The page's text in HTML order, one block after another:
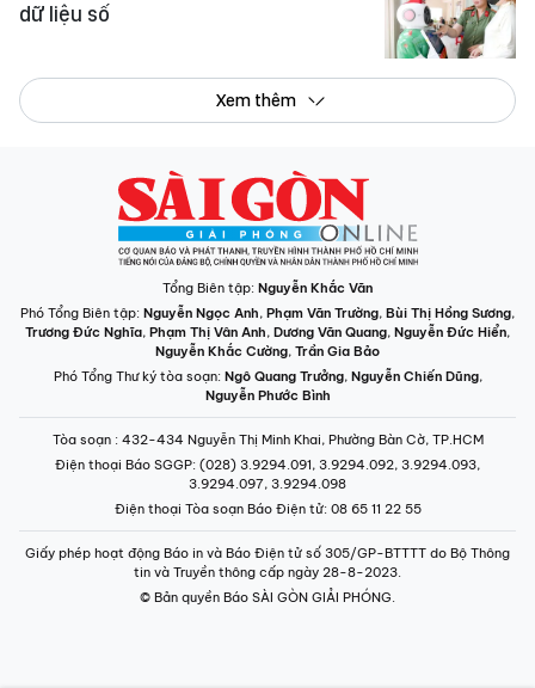
dữ liệu số
Xem thêm
Tổng Biên tập: Nguyễn Khắc Văn
Phó Tổng Biên tập: Nguyễn Ngọc Anh, Phạm Văn Trường, Bùi Thị Hồng Sương,
Trương Đức Nghĩa, Phạm Thị Vân Anh, Dương Văn Quang, Nguyễn Đức Hiển,
Nguyễn Khắc Cường, Trần Gia Bảo
Phó Tổng Thư ký tòa soạn: Ngô Quang Trưởng, Nguyễn Chiến Dũng,
Nguyễn Phước Bình
Tòa soạn : 432-434 Nguyễn Thị Minh Khai, Phường Bàn Cờ, TP.HCM
Điện thoại Báo SGGP: (028) 3.9294.091, 3.9294.092, 3.9294.093,
3.9294.097, 3.9294.098
Điện thoại Tòa soạn Báo Điện tử: 08 65 11 22 55
Giấy phép hoạt động Báo in và Báo Điện tử số 305/GP-BTTTT do Bộ Thông
tin và Truyền thông cấp ngày 28-8-2023.
© Bản quyền Báo SÀI GÒN GIẢI PHÓNG.